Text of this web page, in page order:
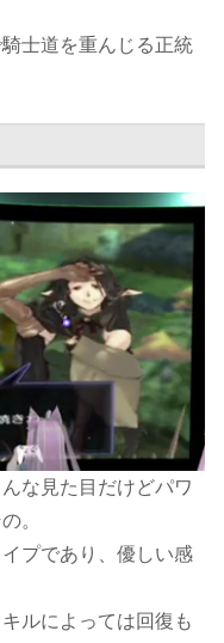
士道を重んじる正統
な見た目だけどパワ
。
プであり、優しい感
ルによっては回復も